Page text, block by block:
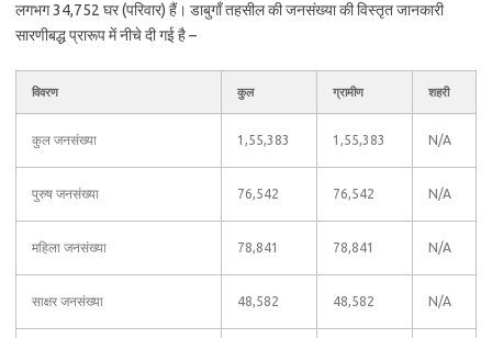
लगभग 34,752 घर (परिवार) हैं। डाबुगाँ तहसील की जनसंख्या की विस्तृत जानकारी
सारणीबद्ध प्रारूप में नीचे दी गई है –
विवरण कुल ग्रामीण शहरी
कुल जनसंख्या 1,55,383 1,55,383 N/A
पुरुष जनसंख्या 76,542 76,542 N/A
महिला जनसंख्या 78,841 78,841 N/A
साक्षर जनसंख्या 48,582 48,582 N/A